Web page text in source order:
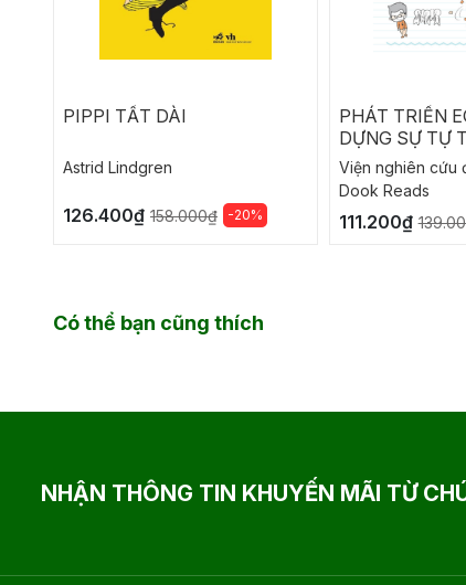
PIPPI TẤT DÀI
Astrid Lindgren
126.400₫ 158.000₫ -20%
PHÁT TRIỂN
DỰNG SỰ TỰ
Viện nghiên cứu
Dook Reads
111.200₫
Có thể bạn cũng thích
NHẬN THÔNG TIN KHUYẾN MÃI TỪ